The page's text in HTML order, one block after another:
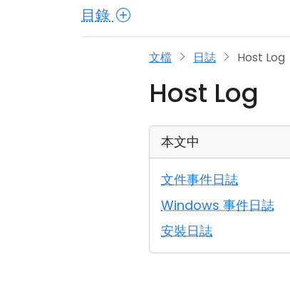
目錄
文檔 日誌 Host Log
Host Log
本文中
文件事件日誌
Windows 事件日誌
安裝日誌